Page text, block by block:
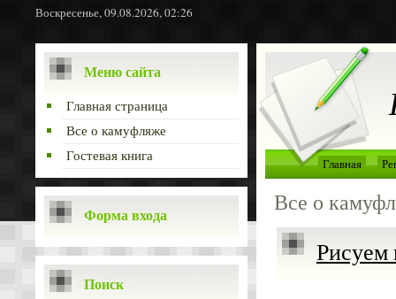
Воскресенье, 09.08.2026, 02:26
Меню сайта
Главная страница
Все о камуфляже
Гостевая книга
Форма входа
Поиск
Главная
Все о